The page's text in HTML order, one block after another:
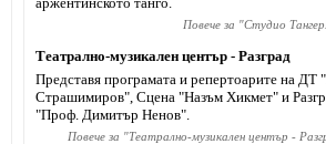
Повече за "Студио
Театрално-музикален център - Разград
Представя програмата и репертоарите на ДТ
Страшимиров", Сцена "Назъм Хикмет" и
"Проф. Димитър Ненов".
Повече за "Театрално-музикален център -